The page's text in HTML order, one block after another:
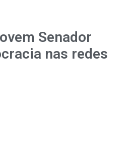
Senador
nas redes